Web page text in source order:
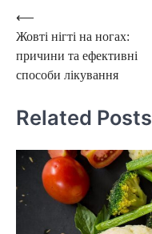
Post
navigation
⟵
Жовті нігті на ногах:
причини та ефективні
способи лікування
Related Posts